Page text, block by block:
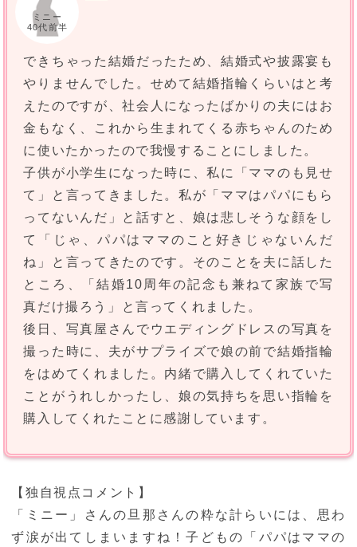
ミニー
40代前半
できちゃった結婚だったため、結婚式や披露宴も
やりませんでした。せめて結婚指輪くらいはと考
えたのですが、社会人になったばかりの夫にはお
金もなく、これから生まれてくる赤ちゃんのため
に使いたかったので我慢することにしました。
子供が小学生になった時に、私に「ママのも見せ
て」と言ってきました。私が「ママはパパにもら
ってないんだ」と話すと、娘は悲しそうな顔をし
て「じゃ、パパはママのこと好きじゃないんだ
ね」と言ってきたのです。そのことを夫に話した
ところ、「結婚10周年の記念も兼ねて家族で写
真だけ撮ろう」と言ってくれました。
後日、写真屋さんでウエディングドレスの写真を
撮った時に、夫がサプライズで娘の前で結婚指輪
をはめてくれました。内緒で購入してくれていた
ことがうれしかったし、娘の気持ちを思い指輪を
購入してくれたことに感謝しています。
【独自視点コメント】
「ミニー」さんの旦那さんの粋な計らいには、思わ
ず涙が出てしまいますね！子どもの「パパはママの